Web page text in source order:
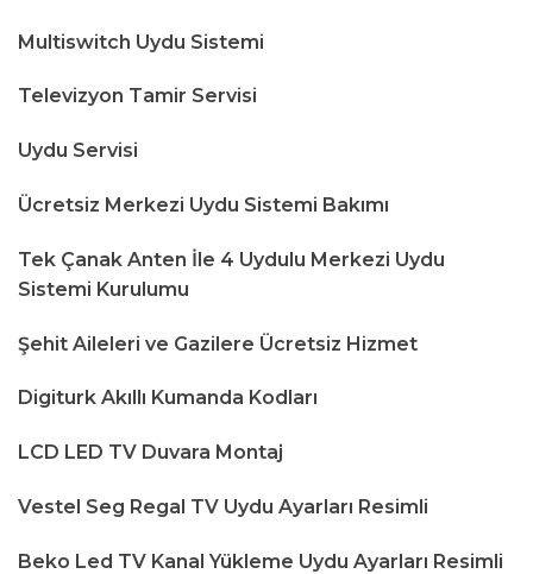
Multiswitch Uydu Sistemi
Televizyon Tamir Servisi
Uydu Servisi
Ücretsiz Merkezi Uydu Sistemi Bakımı
Tek Çanak Anten İle 4 Uydulu Merkezi Uydu
Sistemi Kurulumu
Şehit Aileleri ve Gazilere Ücretsiz Hizmet
Digiturk Akıllı Kumanda Kodları
LCD LED TV Duvara Montaj
Vestel Seg Regal TV Uydu Ayarları Resimli
Beko Led TV Kanal Yükleme Uydu Ayarları Resimli